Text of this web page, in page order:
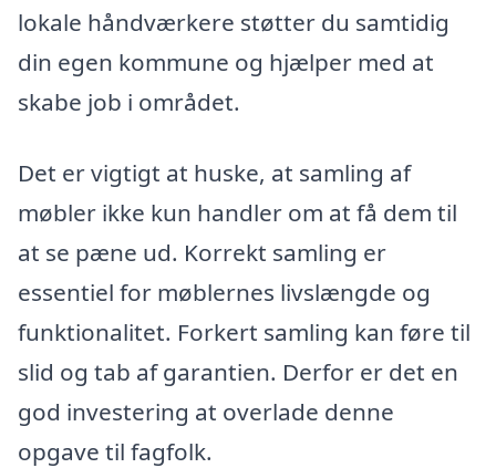
lokale håndværkere støtter du samtidig
din egen kommune og hjælper med at
skabe job i området.
Det er vigtigt at huske, at samling af
møbler ikke kun handler om at få dem til
at se pæne ud. Korrekt samling er
essentiel for møblernes livslængde og
funktionalitet. Forkert samling kan føre til
slid og tab af garantien. Derfor er det en
god investering at overlade denne
opgave til fagfolk.